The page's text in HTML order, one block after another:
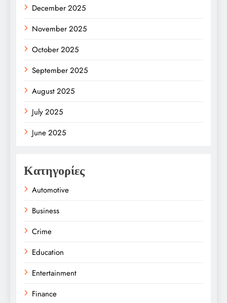
December 2025
November 2025
October 2025
September 2025
August 2025
July 2025
June 2025
Κατηγορίες
Automotive
Business
Crime
Education
Entertainment
Finance